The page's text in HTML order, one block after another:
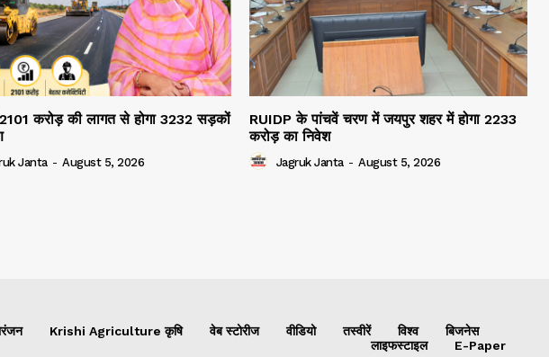
करोड़ की लागत से होगा 3232 सड़कों
Janta - August 5, 2026
RUIDP के पांचवें चरण में जयपुर शहर में होगा 2233
करोड़ का निवेश
Jagruk Janta - August 5, 2026
Krishi Agriculture कृषि वेब स्टोरीज वीडियो तस्वीरें विश्व
बिजनेस
लाइफस्टाइल
E-Paper